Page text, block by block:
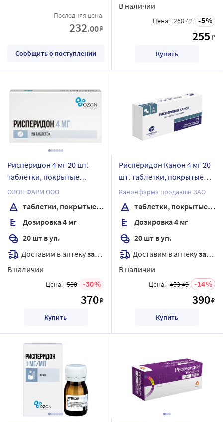
Последняя цена:
232.00₽
Сообщить о поступлении
В наличии
Цена: 268.42 5
255₽
Купить
Рисперидон 4 мг 20 шт.
таблетки, покрытые
пленочной оболочкой
ОЗОН ФАРМ ООО
таблетки, покрытые пленочной оболочкой
Дозировка 4 мг
20 шт в уп.
Доставим в аптекузавтра
В наличии
Цена: 530 30
370₽
Купить
Рисперидон Канон 4 мг 20
шт. таблетки, покрытые
пленочной оболочкой
Канонфарма продакшн ЗАО
таблетки, покрытые пленочной оболочкой
Дозировка 4 мг
20 шт в уп.
Доставим в аптекузавтра
В наличии
Цена: 453.49 14
390₽
Купить